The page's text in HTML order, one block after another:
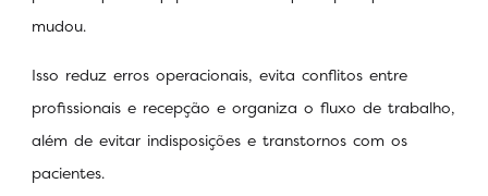
mudou.
Isso reduz erros operacionais, evita conflitos entre
profissionais e recepção e organiza o fluxo de trabalho,
além de evitar indisposições e transtornos com os
pacientes.